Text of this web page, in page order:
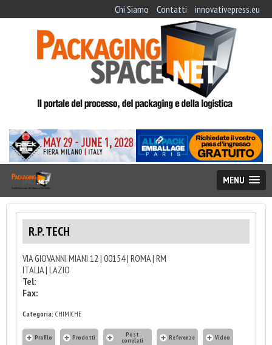
Chi Siamo Contatti innovativepress.eu
MENU
R.P. TECH
VIA GIOVANNI MIANI 12 | 00154 | ROMA | RM
ITALIA | LAZIO
Tel:
Fax:
Categoria: CHIMICHE
Profilo Prodotti Post
correlati Referenze Video